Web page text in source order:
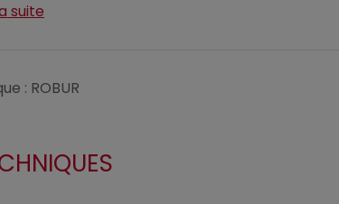
suite
: ROBUR